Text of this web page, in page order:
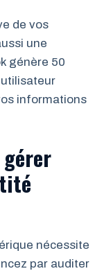
de vos
une
génère 50
informations
nécessite
par auditer